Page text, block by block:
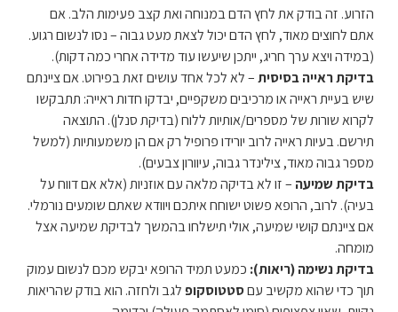
הזרוע. זה בודק את לחץ הדם במנוחה ואת קצב פעימות הלב. אם
אתם לחוצים מאוד, לחץ הדם יכול לצאת מעט גבוה – נסו לנשום רגוע.
(במידה ויצא ערך חריג, ייתכן שיעשו עוד מדידה אחרי כמה דקות).
בדיקת ראייה בסיסית– לא לכל אחד עושים זאת בפירוט. אם ציינתם
שיש בעיית ראייה או מרכיבים משקפיים, יבדקו חדות ראייה: תתבקשו
לקרוא שורות של מספרים/אותיות ללוח (בדיקת סנלן). התוצאה
תירשם. בעיות ראייה לרוב יורידו פרופיל רק אם הן משמעותיות (למשל
מספר גבוה מאוד, צילינדר גבוה, עיוורון צבעים).
בדיקת שמיעה – זו לא בדיקה מלאה עם אוזניות (אלא אם דווח על
בעיה). לרוב, הרופא פשוט ישוחח איתכם ויוודא שאתם שומעים נורמלי.
אם ציינתם קושי שמיעה, אולי תישלחו בהמשך לבדיקת שמיעה אצל
מומחה.
בדיקת נשימה (ריאות): כמעט תמיד הרופא יבקש מכם לנשום עמוק
תוך כדי שהוא מקשיב עםסטטוסקופ לגב ולחזה. הוא בודק שהריאות